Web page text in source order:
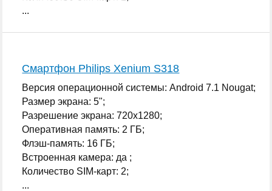
...
Смартфон Philips Xenium S318
Версия операционной системы: Android 7.1 Nougat;
Размер экрана: 5";
Разрешение экрана: 720x1280;
Оперативная память: 2 ГБ;
Флэш-память: 16 ГБ;
Встроенная камера: да ;
Количество SIM-карт: 2;
...